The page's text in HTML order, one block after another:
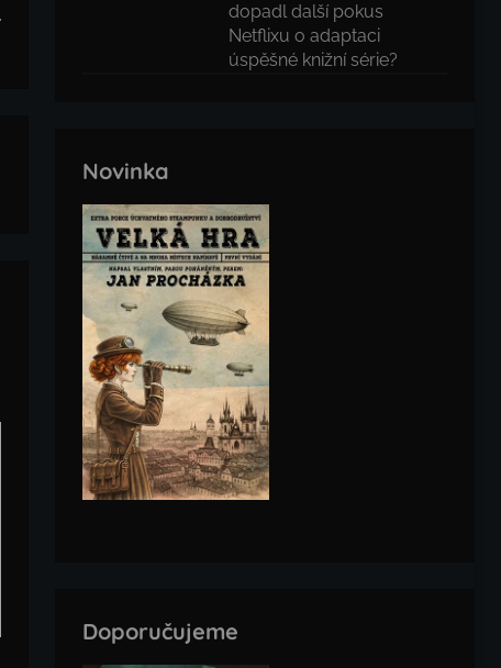
dopadl další pokus
Netflixu o adaptaci
úspěšné knižní série?
Novinka
Doporučujeme